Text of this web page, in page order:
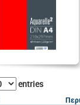
entries